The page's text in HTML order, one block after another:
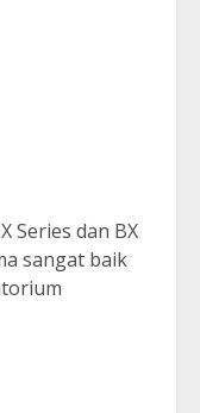
Series dan BX
sangat baik